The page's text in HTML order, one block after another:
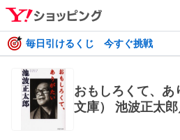
毎日引けるくじ 今すぐ挑戦
おもしろくて、あ
文庫） 池波正太